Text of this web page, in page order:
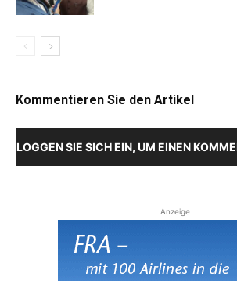
Kommentieren Sie den Artikel
LOGGEN SIE SICH EIN, UM EINEN
Anzeige